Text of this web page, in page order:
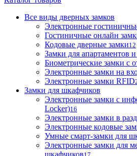
Все виды дверных замков
Электронные
Гостиничные онлайн
Кодовые дверные замки12
Замки для апартаментов
Биометрические замки с
Электронные замки на
Электронные замки RFID
Замки для шкафчиков
Электронные замки с
Locker)16
Электронные замки в
Электронные кодовые
Умные смарт-замки для
Электронные замки для
шкафчиков